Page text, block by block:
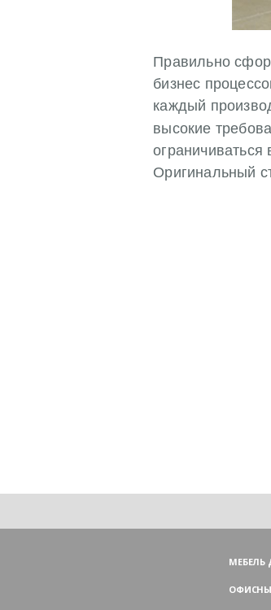
Правильно
бизнес
каждый
высокие
Оригинальный